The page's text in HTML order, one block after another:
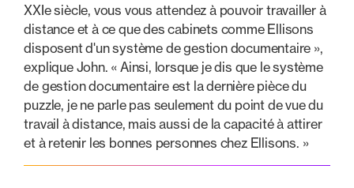
XXIe siècle, vous vous attendez à pouvoir travailler à
distance et à ce que des cabinets comme Ellisons
disposent d'un système de gestion documentaire »,
explique John. « Ainsi, lorsque je dis que le système
de gestion documentaire est la dernière pièce du
puzzle, je ne parle pas seulement du point de vue du
travail à distance, mais aussi de la capacité à attirer
et à retenir les bonnes personnes chez Ellisons. »